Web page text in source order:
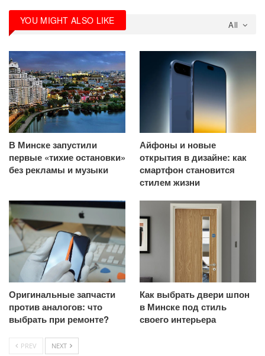
All
YOU MIGHT ALSO LIKE
В Минске запустили
первые «тихие остановки»
без рекламы и музыки
Айфоны и новые
открытия в дизайне: как
смартфон становится
стилем жизни
Оригинальные запчасти
против аналогов: что
выбрать при ремонте?
Как выбрать двери шпон
в Минске под стиль
своего интерьера
PREV NEXT